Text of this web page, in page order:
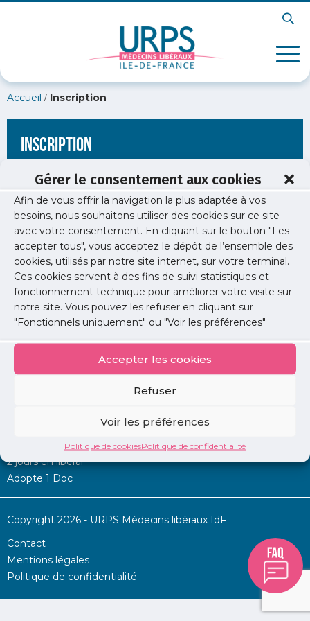
Gérer le consentement aux cookies
Afin de vous offrir la navigation la plus adaptée à vos
besoins, nous souhaitons utiliser des cookies sur ce site
avec votre consentement. En cliquant sur le bouton "Les
accepter tous", vous acceptez le dépôt de l’ensemble des
cookies, utilisés par notre site internet, sur votre terminal.
Ces cookies servent à des fins de suivi statistiques et
fonctionnement technique pour améliorer votre visite sur
notre site. Vous pouvez les refuser en cliquant sur
"Fonctionnels uniquement" ou "Voir les préférences"
Accepter les cookies
Refuser
Voir les préférences
Politique de cookiesPolitique de confidentialité
Accueil / Inscription
Inscription
[wppb-register form_name="inscription"
redirect_url="https://www.urps-med-
idf.org/communiques/communique-plfss-acces-aux-soins-
urps-med-idf/"]
Permanence d’aide à l’installation
2 jours en libéral
Adopte 1 Doc
Copyright 2026 - URPS Médecins libéraux IdF
Contact
Mentions légales
Politique de confidentialité